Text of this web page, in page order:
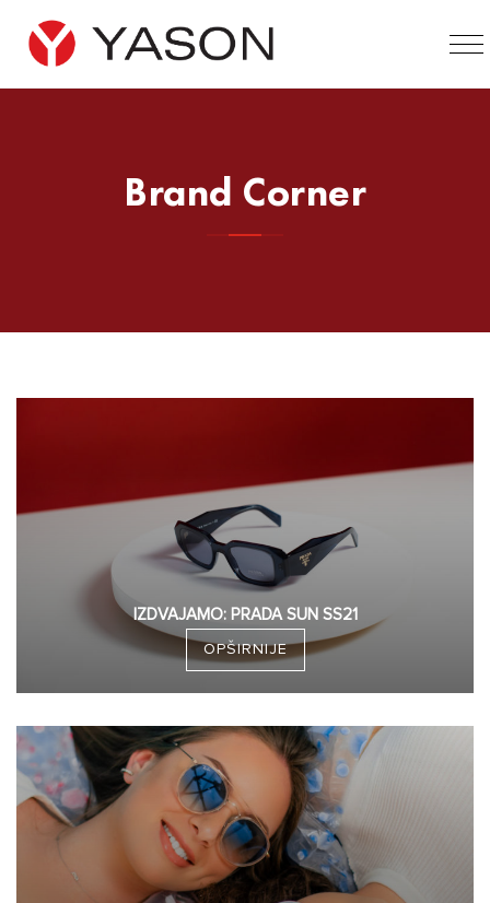
Brand Corner
IZDVAJAMO: PRADA SUN SS21
OPŠIRNIJE